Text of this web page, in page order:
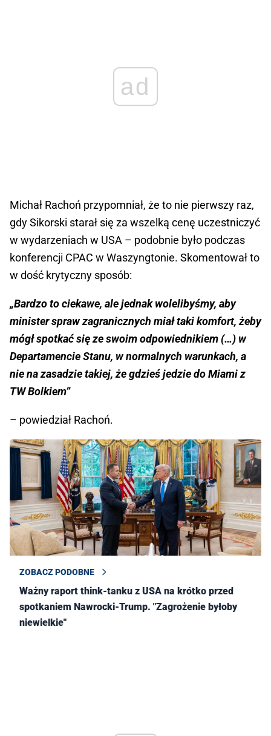
ad
Michał Rachoń przypomniał, że to nie pierwszy raz,
gdy Sikorski starał się za wszelką cenę uczestniczyć
w wydarzeniach w USA – podobnie było podczas
konferencji CPAC w Waszyngtonie. Skomentował to
w dość krytyczny sposób:
„Bardzo to ciekawe, ale jednak wolelibyśmy, aby
minister spraw zagranicznych miał taki komfort, żeby
mógł spotkać się ze swoim odpowiednikiem (…) w
Departamencie Stanu, w normalnych warunkach, a
nie na zasadzie takiej, że gdzieś jedzie do Miami z
TW Bolkiem”
– powiedział Rachoń.
ZOBACZ PODOBNE
Ważny raport think-tanku z USA na krótko przed
spotkaniem Nawrocki-Trump. "Zagrożenie byłoby
niewielkie"